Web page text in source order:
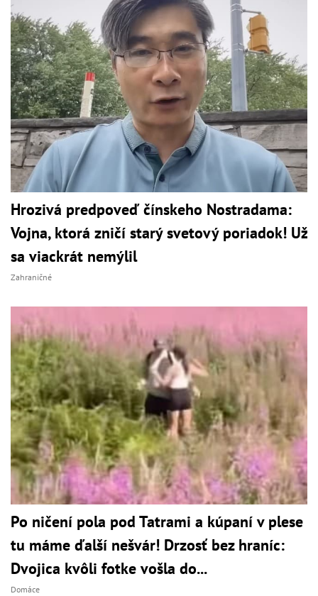
Hrozivá predpoveď čínskeho Nostradama:
Vojna, ktorá zničí starý svetový poriadok! Už
sa viackrát nemýlil
Zahraničné
Po ničení pola pod Tatrami a kúpaní v plese
tu máme ďalší nešvár! Drzosť bez hraníc:
Dvojica kvôli fotke vošla do...
Domáce